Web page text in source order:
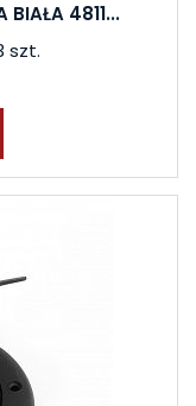
BIAŁA 4811...
szt.